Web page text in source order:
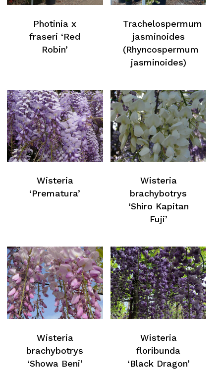
Aucun produit dans le
panier
Photinia x
fraseri ‘Red
Robin’
Trachelospermum
jasminoides
(Rhyncospermum
jasminoides)
Wisteria
‘Prematura’
Wisteria
brachybotrys
‘Shiro Kapitan
Fuji’
Wisteria
brachybotrys
‘Showa Beni’
Wisteria
floribunda
‘Black Dragon’